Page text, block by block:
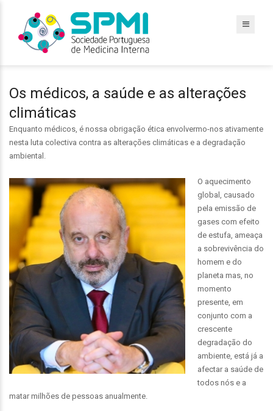
Os médicos, a saúde e as alterações
climáticas
Enquanto médicos, é nossa obrigação ética envolvermo-nos ativamente
nesta luta colectiva contra as alterações climáticas e a degradação
ambiental.
O aquecimento
global, causado
pela emissão de
gases com efeito
de estufa, ameaça
a sobrevivência do
homem e do
planeta mas, no
momento
presente, em
conjunto com a
crescente
degradação do
ambiente, está já a
afectar a saúde de
todos nós e a
matar milhões de pessoas anualmente.